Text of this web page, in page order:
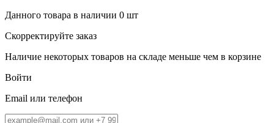
Данного товара в наличии 0 шт
Скорректируйте заказ
Наличие некоторых товаров на складе меньше чем в корзине
Войти
Email или телефон